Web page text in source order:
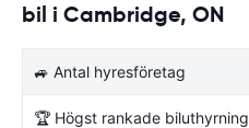
bil i Cambridge, ON
🚙 Antal hyresföretag
🏆 Högst rankade